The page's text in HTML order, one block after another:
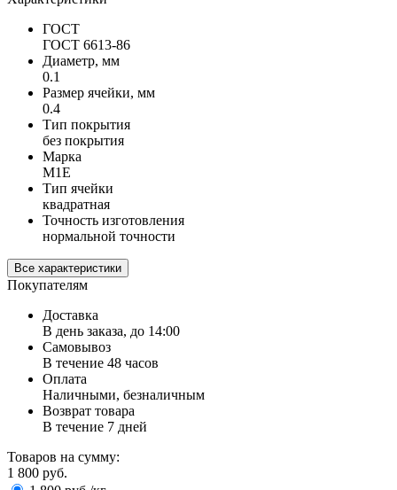
ГОСТ
ГОСТ 6613-86
Диаметр, мм
0.1
Размер ячейки, мм
0.4
Тип покрытия
без покрытия
Марка
М1Е
Тип ячейки
квадратная
Точность изготовления
нормальной точности
Все характеристики
Покупателям
Доставка
В день заказа, до 14:00
Самовывоз
В течение 48 часов
Оплата
Наличными, безналичным
Возврат товара
В течение 7 дней
Товаров на сумму:
1 800 руб.